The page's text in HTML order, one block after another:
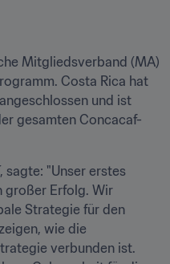
Mitgliedsverband (MA)
Costa Rica hat
und ist
gesamten Concacaf-
sagte: "Unser erstes
großer Erfolg. Wir
Strategie für den
wie die
verbunden ist.